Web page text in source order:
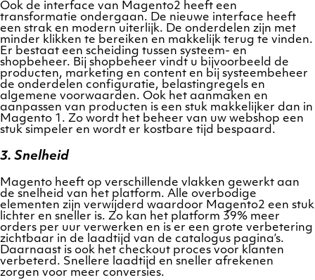
Ook de interface van Magento2 heeft een
transformatie ondergaan. De nieuwe interface heeft
een strak en modern uiterlijk. De onderdelen zijn met
minder klikken te bereiken en makkelijk terug te vinden.
Er bestaat een scheiding tussen systeem- en
shopbeheer. Bij shopbeheer vindt u bijvoorbeeld de
producten, marketing en content en bij systeembeheer
de onderdelen configuratie, belastingregels en
algemene voorwaarden. Ook het aanmaken en
aanpassen van producten is een stuk makkelijker dan in
Magento 1. Zo wordt het beheer van uw webshop een
stuk simpeler en wordt er kostbare tijd bespaard.
3. Snelheid
Magento heeft op verschillende vlakken gewerkt aan
de snelheid van het platform. Alle overbodige
elementen zijn verwijderd waardoor Magento2 een stuk
lichter en sneller is. Zo kan het platform 39% meer
orders per uur verwerken en is er een grote verbetering
zichtbaar in de laadtijd van de catalogus pagina’s.
Daarnaast is ook het checkout proces voor klanten
verbeterd. Snellere laadtijd en sneller afrekenen
zorgen voor meer conversies.